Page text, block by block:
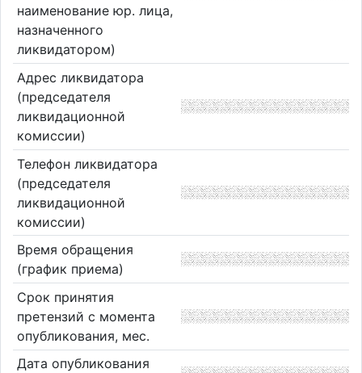
наименование юр. лица,
назначенного
ликвидатором)
Адрес ликвидатора
(председателя
ликвидационной
комиссии)
Телефон ликвидатора
(председателя
ликвидационной
комиссии)
Время обращения
(график приема)
Срок принятия
претензий с момента
опубликования, мес.
Дата опубликования